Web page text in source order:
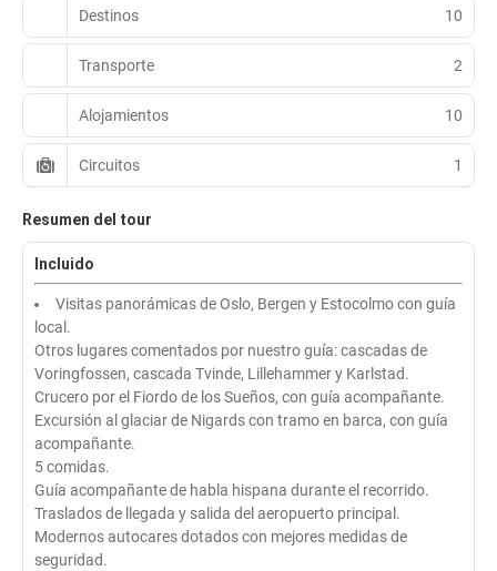
Destinos 10
Transporte 2
Alojamientos 10
Circuitos 1
Resumen del tour
Incluido
Visitas panorámicas de Oslo, Bergen y Estocolmo con guía
local.
Otros lugares comentados por nuestro guía: cascadas de
Voringfossen, cascada Tvinde, Lillehammer y Karlstad.
Crucero por el Fiordo de los Sueños, con guía acompañante.
Excursión al glaciar de Nigards con tramo en barca, con guía
acompañante.
5 comidas.
Guía acompañante de habla hispana durante el recorrido.
Traslados de llegada y salida del aeropuerto principal.
Modernos autocares dotados con mejores medidas de
seguridad.